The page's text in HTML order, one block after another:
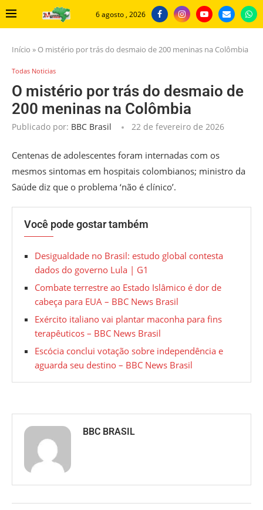
6 agosto , 2026
Início » O mistério por trás do desmaio de 200 meninas na Colômbia
Todas Noticias
O mistério por trás do desmaio de
200 meninas na Colômbia
Publicado por: BBC Brasil 22 de fevereiro de 2026
Centenas de adolescentes foram internadas com os
mesmos sintomas em hospitais colombianos; ministro da
Saúde diz que o problema ‘não é clínico’.
Você pode gostar também
Desigualdade no Brasil: estudo global contesta
dados do governo Lula | G1
Combate terrestre ao Estado Islâmico é dor de
cabeça para EUA – BBC News Brasil
Exército italiano vai plantar maconha para fins
terapêuticos – BBC News Brasil
Escócia conclui votação sobre independência e
aguarda seu destino – BBC News Brasil
BBC BRASIL